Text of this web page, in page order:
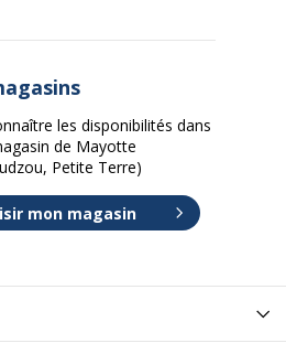
les disponibilités dans
de Mayotte
Petite Terre)
mon magasin